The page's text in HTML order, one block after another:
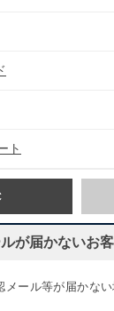
ト
が届かないお
メール等が届かな